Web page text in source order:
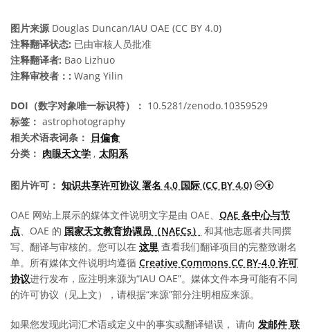
图片来源Douglas Duncan/IAU OAE (CC BY 4.0)
注释翻译状态: 已由审核人员批准
注释翻译者: Bao Lizhuo
注释审校者：: Wang Yilin
DOI（数字对象唯一标识符）： 10.5281/zenodo.10359529
标签： astrophotography
相关术语表词条： 日偏食
分类： 肉眼天文学 , 太阳系
图片许可： 知识共享许可协议 署名 4.0 国际 (CC BY 4.0) 知识共
OAE 网站上展示的媒体文件说明文字是由 OAE、 OAE 各中心与节
点、OAE 的 国家天文教育协调员（NAECs）
和其他志愿者共同撰
写、翻译与审核的。您可以在 这里 查看我们翻译项目的完整致谢名
单。所有媒体文件说明均遵循 Creative Commons CC BY-4.0 许可
协议进行发布，应注明来源为“IAU OAE”。媒体文件本身可能有不同
的许可协议（见上文），请根据“来源”部分注明相应来源。
如果您发现此词汇术语或定义中的事实或翻译错误， 请向 发邮件 联